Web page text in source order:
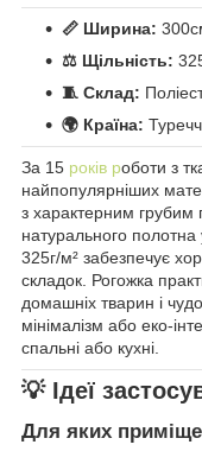
📏 Ширина:
⚖️ Щільність:
🧵 Склад:
🌍 Країна:
За 15 років роботи з
найпопулярніших
з характерним
натурального полотна
325г/м² забезпечує
складок. Рогожка
домашніх тварин і
мінімалізм або еко-
спальні або кухні.
💡 Ідеї
Для яких